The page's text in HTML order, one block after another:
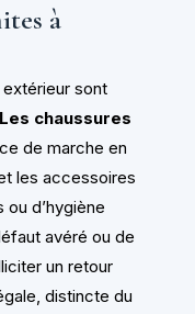
à
sont
Les chaussures
de marche en
les accessoires
d’hygiène
avéré ou de
un retour
distincte du